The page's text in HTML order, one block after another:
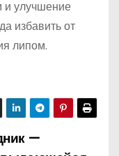
и улучшение
избавить от
липом.
—